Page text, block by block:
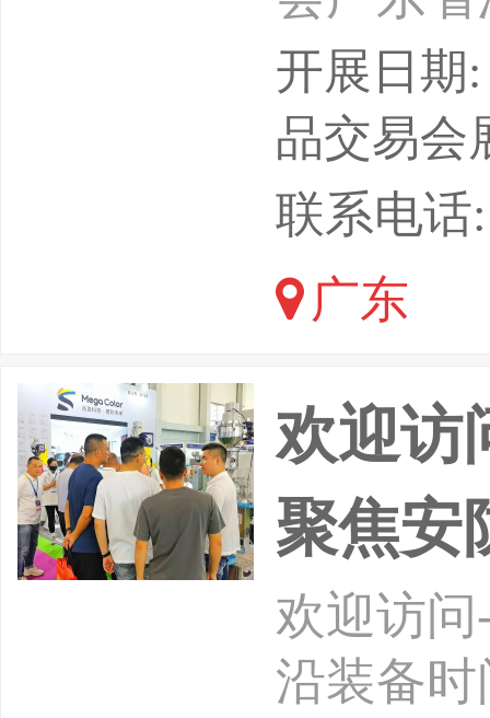
单位广
际应急
动，是
会。
围绕“
患”主题
开展日期
品交易会
联系电话:
广东
欢迎访
聚焦安
欢迎访
沿装备时